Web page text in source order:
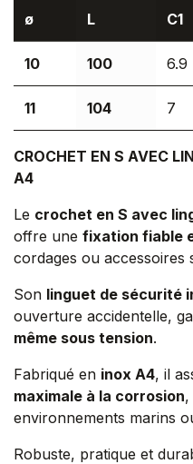
ø L C1
10 100 6.9
11 104 7
CROCHET EN S AVEC
A4
Le crochet en S avec
offre une fixation fiable
cordages ou accessoires
Son linguet de sécurité
ouverture accidentelle,
même sous tension.
Fabriqué en inox A4, il
maximale à la corrosion,
environnements marins
Robuste, pratique et